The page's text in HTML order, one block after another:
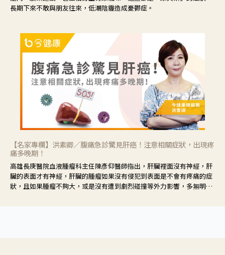
長期下來不敢與朋友往來，低潮陰霾造成憂鬱症。
【名家專欄】洪素卿／腹痛急診驚見肝癌！注意相關症狀，出現疼
痛多晚期！
高雄長庚醫院血液腫瘤科主任陳彥仰醫師指出，肝臟裡面沒有神經，肝
臟的表面才有神經，肝臟的腫瘤如果沒有侵犯到表面是不會有疼痛的症
狀，且如果腫瘤不夠大，或是沒有遭到劇烈碰撞等外力影響，多無明顯